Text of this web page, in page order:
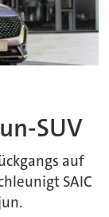
SUV
auf
SAIC